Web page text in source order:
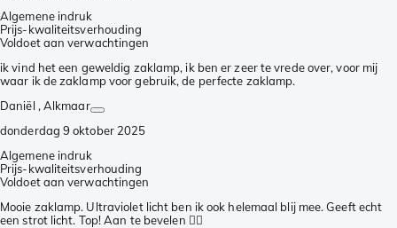
Algemene indruk
Prijs-kwaliteitsverhouding
Voldoet aan verwachtingen
ik vind het een geweldig zaklamp, ik ben er zeer te vrede over, voor mij
waar ik de zaklamp voor gebruik, de perfecte zaklamp.
Daniël , Alkmaar
donderdag 9 oktober 2025
Algemene indruk
Prijs-kwaliteitsverhouding
Voldoet aan verwachtingen
Mooie zaklamp. Ultraviolet licht ben ik ook helemaal blij mee. Geeft echt
een strot licht. Top! Aan te bevelen 👍🏻